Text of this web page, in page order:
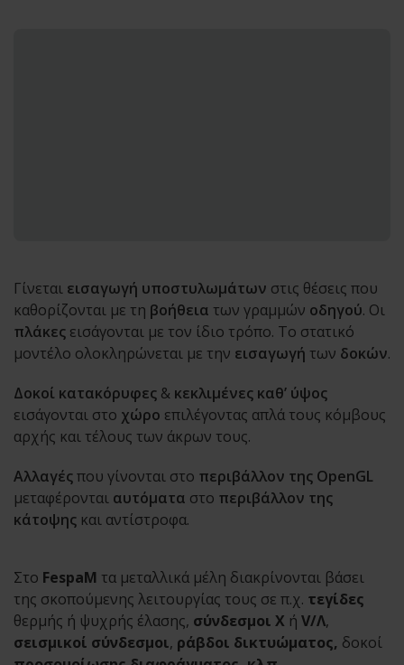
Γίνεται εισαγωγή υποστυλωμάτων στις θέσεις που
καθορίζονται με τη βοήθεια των γραμμών οδηγού. Οι
πλάκες εισάγονται με τον ίδιο τρόπο. Το στατικό
μοντέλο ολοκληρώνεται με την εισαγωγή των δοκών.
Δοκοί κατακόρυφες & κεκλιμένες καθ’ ύψος
εισάγονται στο χώρο επιλέγοντας απλά τους κόμβους
αρχής και τέλους των άκρων τους.
Αλλαγέςπου γίνονται στο περιβάλλον της OpenGL
μεταφέρονται αυτόματα στο περιβάλλον της
κάτοψης και αντίστροφα.
Στο FespaM τα μεταλλικά μέλη διακρίνονται βάσει
της σκοπούμενης λειτουργίας τους σε π.χ. τεγίδες
θερμής ή ψυχρής έλασης, σύνδεσμοι Χ ή V/Λ,
σεισμικοί σύνδεσμοι, ράβδοι δικτυώματος, δοκοί